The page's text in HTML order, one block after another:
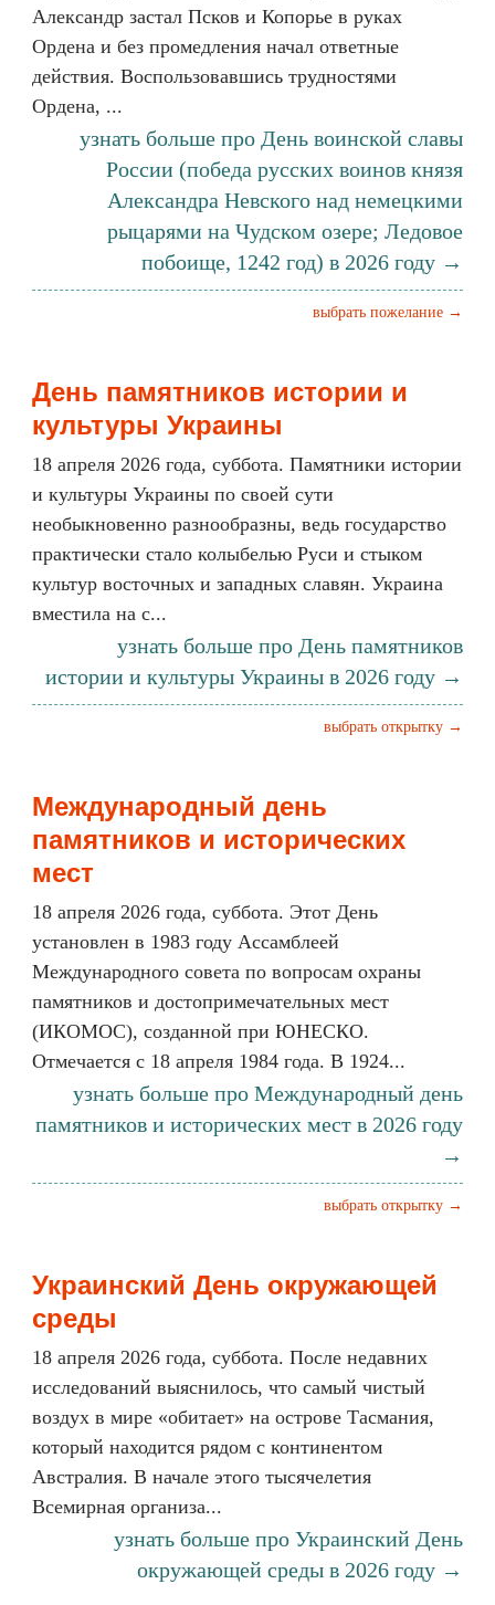
Александр застал Псков и Копорье в руках
Ордена и без промедления начал ответные
действия. Воспользовавшись трудностями
Ордена, ...
узнать больше про День воинской славы
России (победа русских воинов князя
Александра Невского над немецкими
рыцарями на Чудском озере; Ледовое
побоище, 1242 год) в 2026 году →
выбрать пожелание →
День памятников истории и
культуры Украины
18 апреля 2026 года, суббота. Памятники истории
и культуры Украины по своей сути
необыкновенно разнообразны, ведь государство
практически стало колыбелью Руси и стыком
культур восточных и западных славян. Украина
вместила на с...
узнать больше про День памятников
истории и культуры Украины в 2026 году →
выбрать открытку →
Международный день
памятников и исторических
мест
18 апреля 2026 года, суббота. Этот День
установлен в 1983 году Ассамблеей
Международного совета по вопросам охраны
памятников и достопримечательных мест
(ИКОМОС), созданной при ЮНЕСКО.
Отмечается с 18 апреля 1984 года. В 1924...
узнать больше про Международный день
памятников и исторических мест в 2026 году
→
выбрать открытку →
Украинский День окружающей
среды
18 апреля 2026 года, суббота. После недавних
исследований выяснилось, что самый чистый
воздух в мире «обитает» на острове Тасмания,
который находится рядом с континентом
Австралия. В начале этого тысячелетия
Всемирная организа...
узнать больше про Украинский День
окружающей среды в 2026 году →